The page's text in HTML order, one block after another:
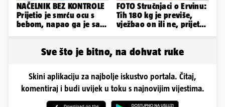
NAČELNIK BEZ KONTROLE
Prijetio je smrću ocu s
bebom, napao ga je sa
FOTO Stručnjaci o Ervinu:
Tih 180 kg je previše,
vježbao on ili ne, prijete
Sve što je bitno, na dohvat ruke
Skini aplikaciju za najbolje iskustvo portala. Čitaj,
komentiraj i budi uvijek u toku s najnovijim vijestima.